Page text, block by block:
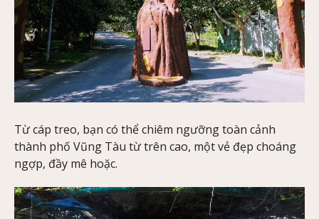
Từ cáp treo, bạn có thể chiêm ngưỡng toàn cảnh
thành phố Vũng Tàu từ trên cao, một vẻ đẹp choáng
ngợp, đầy mê hoặc.